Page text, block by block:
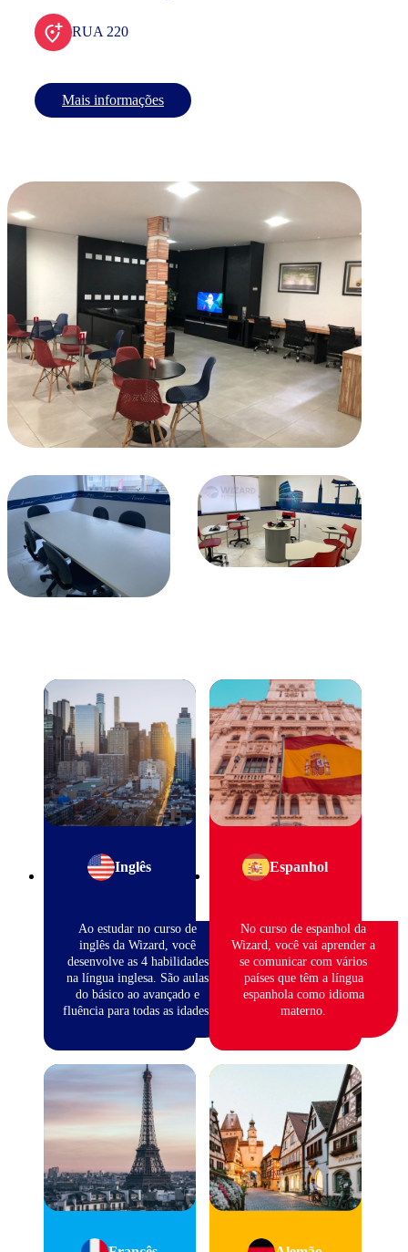
RUA 220
Mais informações
Inglês
Ao estudar no curso de
inglês da Wizard, você
desenvolve as 4 habilidades
na língua inglesa. São aulas
do básico ao avançado e
fluência para todas as idades.
Espanhol
No curso de espanhol da
Wizard, você vai aprender a
se comunicar com vários
países que têm a língua
espanhola como idioma
materno.